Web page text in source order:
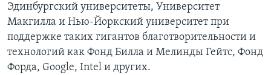
Эдинбургский университеты, Университет
Макгилла и Нью-Йоркский университет при
поддержке таких гигантов благотворительности и
технологий как Фонд Билла и Мелинды Гейтс, Фонд
Форда, Google, Intel и других.